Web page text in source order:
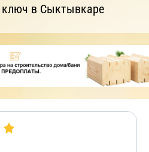
в Сыктывкаре